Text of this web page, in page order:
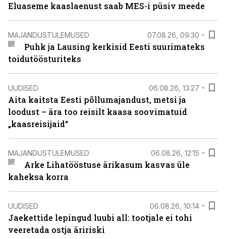
Eluaseme kaaslaenust saab MES-i püsiv meede
MAJANDUSTULEMUSED 07.08.26, 09:30
Puhk ja Lausing kerkisid Eesti suurimateks
toidutöösturiteks
UUDISED 06.08.26, 13:27
Aita kaitsta Eesti põllumajandust, metsi ja
loodust – ära too reisilt kaasa soovimatuid
„kaasreisijaid“
MAJANDUSTULEMUSED 06.08.26, 12:15
Arke Lihatööstuse ärikasum kasvas üle
kaheksa korra
UUDISED 06.08.26, 10:14
Jaekettide lepingud luubi all: tootjale ei tohi
veeretada ostja äririski